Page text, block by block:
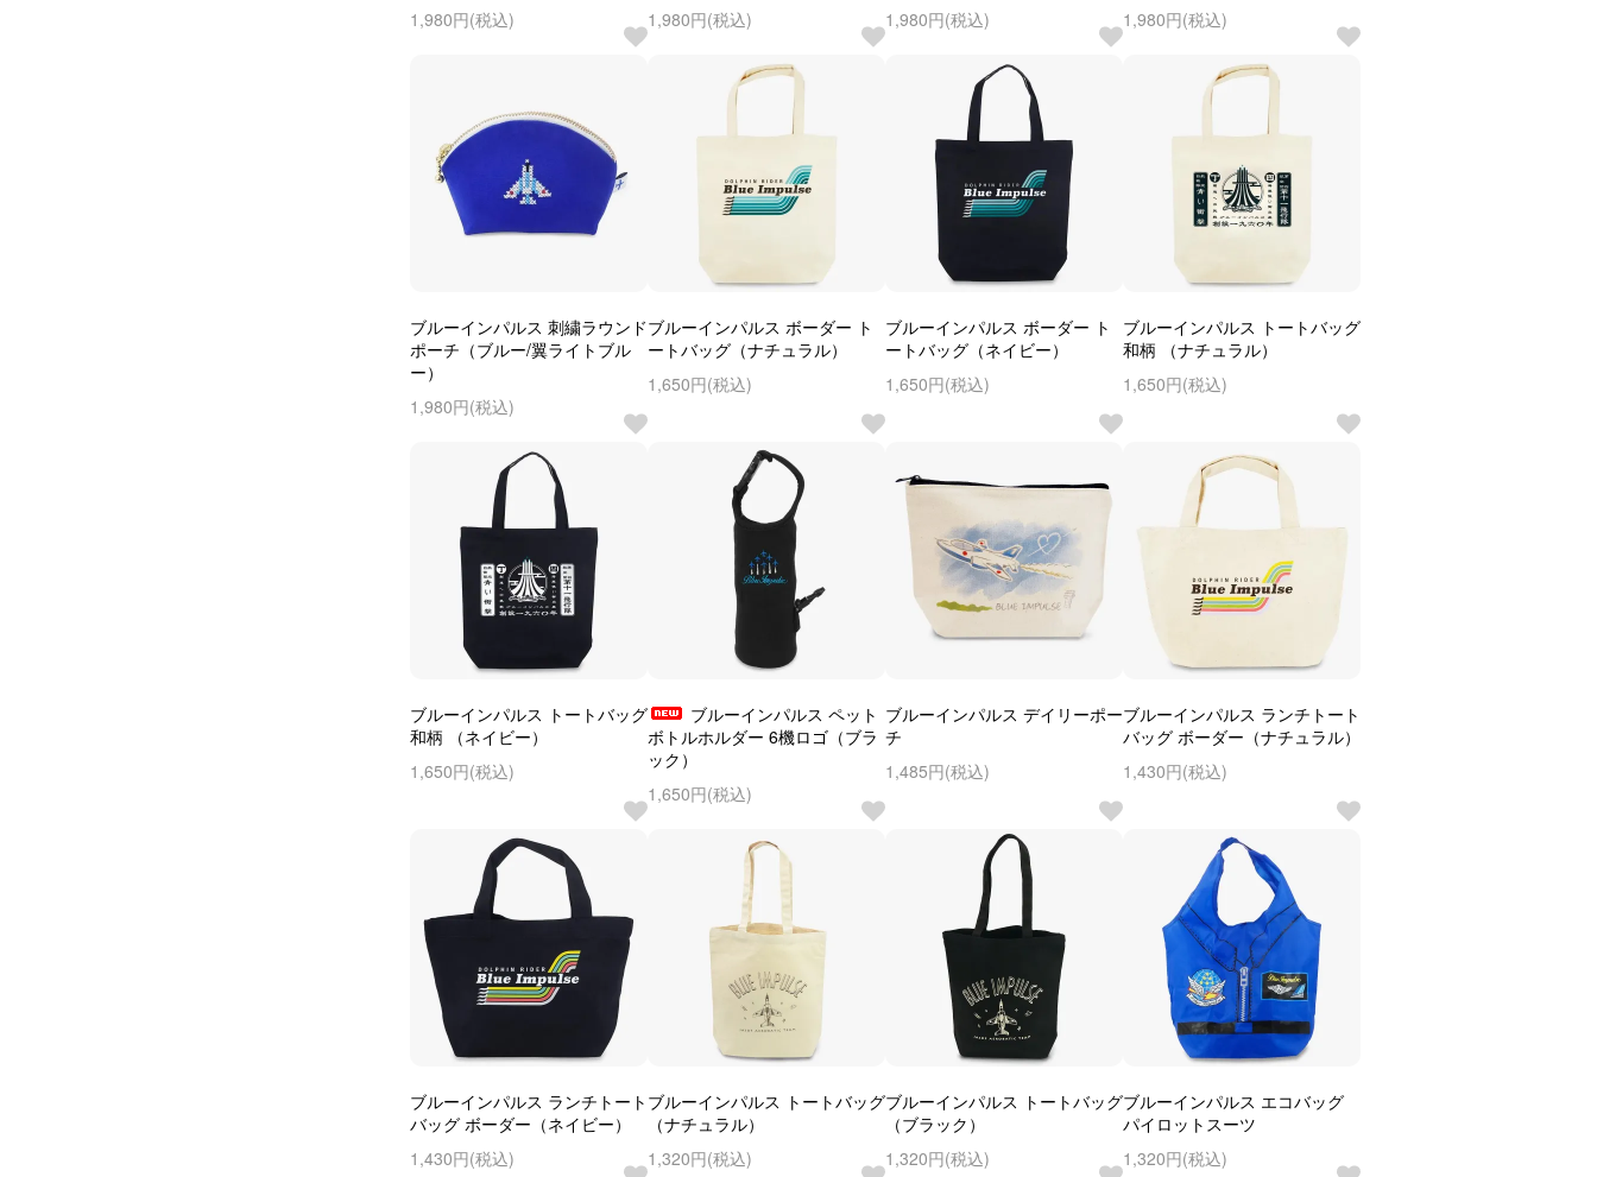
1,980円(税込)
1,980円(税込)
1,980円(税込)
1,980円(税込)
ブルーインパルス 刺繍ラウンド
ポーチ（ブルー/翼ライトブル
ー）
1,980円(税込)
ブルーインパルス ボーダー ト
ートバッグ（ナチュラル）
1,650円(税込)
ブルーインパルス ボーダー ト
ートバッグ（ネイビー）
1,650円(税込)
ブルーインパルス トートバッグ
和柄 （ナチュラル）
1,650円(税込)
ブルーインパルス トートバッグ
和柄 （ネイビー）
1,650円(税込)
ブルーインパルス ペット
ボトルホルダー 6機ロゴ（ブラ
ック）
1,650円(税込)
ブルーインパルス デイリーポー
チ
1,485円(税込)
ブルーインパルス ランチトート
バッグ ボーダー（ナチュラル）
1,430円(税込)
ブルーインパルス ランチトート
バッグ ボーダー（ネイビー）
1,430円(税込)
ブルーインパルス トートバッグ
（ナチュラル）
1,320円(税込)
ブルーインパルス トートバッグ
（ブラック）
1,320円(税込)
ブルーインパルス エコバッグ
パイロットスーツ
1,320円(税込)